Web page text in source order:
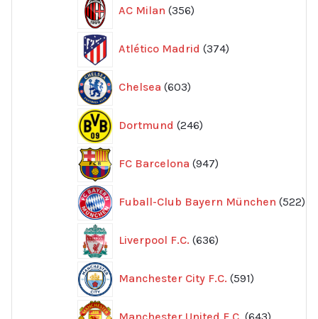
AC Milan 356
produkter
Atlético Madrid 374
produkter
Chelsea 603
produkter
Dortmund 246
produkter
FC Barcelona 947
produkter
Fuball-Club Bayern München 522
Liverpool F.C. 636
produkter
Manchester City F.C. 591
produkter